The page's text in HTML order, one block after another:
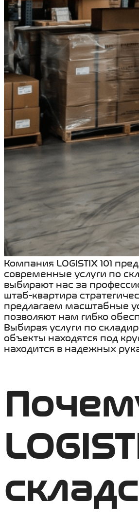
Компания LOGISTIX 101
современные услуги по
выбирают нас за
штаб-квартира
предлагаем масштабные
позволяют нам гибко
Выбирая услуги по
объекты находятся под
находится в надежных